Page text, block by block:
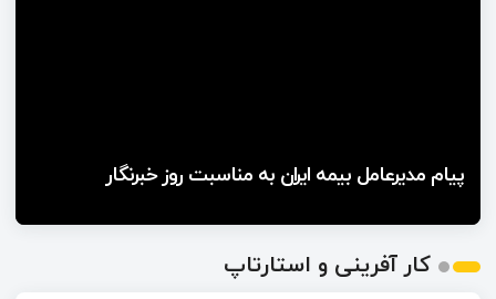
پیام مدیرعامل بیمه ایران به مناسبت روز خبرنگار
کار آفرینی و استارتاپ